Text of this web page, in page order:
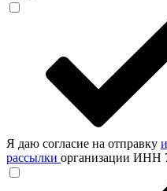
Я даю согласие на отправку
рассылки организации ИНН